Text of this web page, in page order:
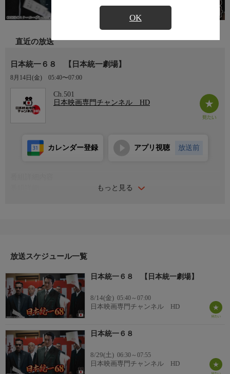
OK
直近の放送
日本統一６８ 【日本統一劇場】
8月14日(金) 05:40〜07:00
Ch.501
日本映画専門チャンネル HD
もっと見る
カレンダー登録 アプリ視聴 放送前
会長（菅田）は徹底抗戦を宣言。
侠和会と丸神会の一触即発の緊張状態で警察の監視も厳しさを増
す中、ある悲劇が起こる。
放送スケジュール一覧
日本統一６８ 【日本統一劇場】
8/14(金) 05:40～07:00
日本映画専門チャンネル HD
日本統一６８
8/29(土) 06:30～07:55
日本映画専門チャンネル HD